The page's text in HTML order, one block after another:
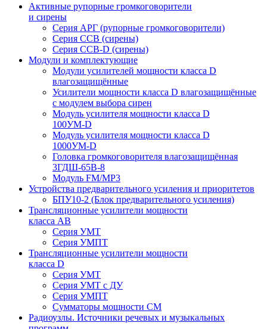
Активные рупорные громкоговорители
и сирены
Серия АРГ (рупорные громкоговорители)
Серия ССВ (сирены)
Серия ССВ-D (сирены)
Модули и комплектующие
Модули усилителей мощности класса D
влагозащищённые
Усилители мощности класса D влагозащищённые
с модулем выбора сирен
Модуль усилителя мощности класса D
100УМ-D
Модуль усилителя мощности класса D
1000УМ-D
Головка громкоговорителя влагозащищённая
3ГДШ-65В-8
Модуль FM/MP3
Устройства предварительного усиления и приоритетов
БПУ10-2 (Блок предварительного усиления)
Трансляционные усилители мощности
класса АВ
Серия УМТ
Серия УМПТ
Трансляционные усилители мощности
класса D
Серия УМТ
Серия УМТ с ДУ
Серия УМПТ
Сумматоры мощности СМ
Радиоузлы. Источники речевых и музыкальных